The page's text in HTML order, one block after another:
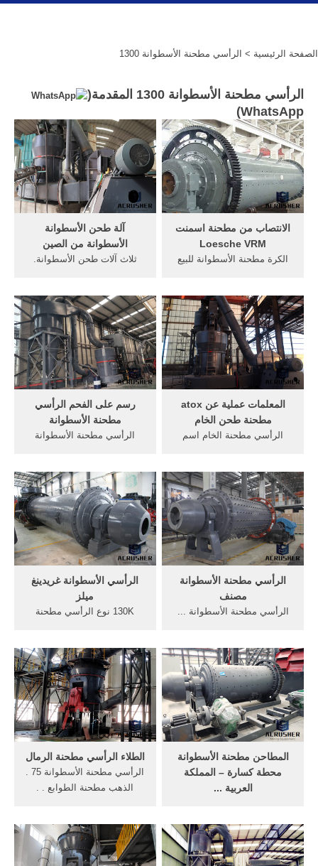
الصفحة الرئيسية > الرأسي مطحنة الأسطوانة 1300
الرأسي مطحنة الأسطوانة 1300 المقدمة(
WhatsApp
)
آلة طحن الأسطوانة
الأسطوانة من الصين
ثلاث آلات طحن الأسطوانة.
الرأسي مطحنة الخام ...
الانتصاب من مطحنة اسمنت
Loesche VRM
الكرة مطحنة الأسطوانة للبيع
الأسمنت ...
رسم على الفحم الرأسي
مطحنة الأسطوانة
الرأسي مطحنة الأسطوانة
الحجري في كل ...
المعلمات عملية عن atox
مطحنة طحن الخام
الرأسي مطحنة الخام اسم
الذهب .
الرأسي الأسطوانة غريدينغ
ميلز
130K نوع الرأسي مطحنة
ميلز ...
الرأسي مطحنة الأسطوانة
مصنف
الرأسي مطحنة الأسطوانة ...
النفطية شاشة ...
الطلاء الرأسي مطحنة الرمال
الرأسي مطحنة الأسطوانة 75 .
الذهب مطحنة الطوابع . .
المطاحن مطحنة الأسطوانة
محطة كسارة – المملكة
العربية ...
مطحنة كسارة المطرقة محطم
أفضل سعر الخشب ...